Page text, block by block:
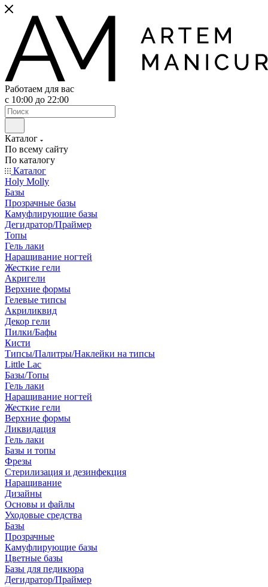
Работаем для вас
с 10:00 до 22:00
Каталог
По всему сайту
По каталогу
Каталог
Holy Molly
Базы
Прозрачные базы
Камуфлирующие базы
Дегидратор/Праймер
Топы
Гель лаки
Наращивание ногтей
Жесткие гели
Акригели
Верхние формы
Гелевые типсы
Акриликвид
Декор гели
Пилки/Бафы
Кисти
Типсы/Палитры/Наклейки на типсы
Little Lac
Базы/Топы
Гель лаки
Наращивание ногтей
Жесткие гели
Верхние формы
Ликвидация
Гель лаки
Базы и топы
Фрезы
Стерилизация и дезинфекция
Наращивание
Дизайны
Основы и файлы
Уходовые средства
Базы
Прозрачные
Камуфлирующие базы
Цветные базы
Базы для педикюра
Дегидратор/Праймер